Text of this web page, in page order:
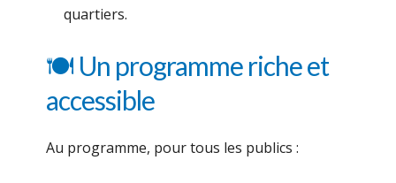
quartiers.
🍽️ Un programme riche et
accessible
Au programme, pour tous les publics :